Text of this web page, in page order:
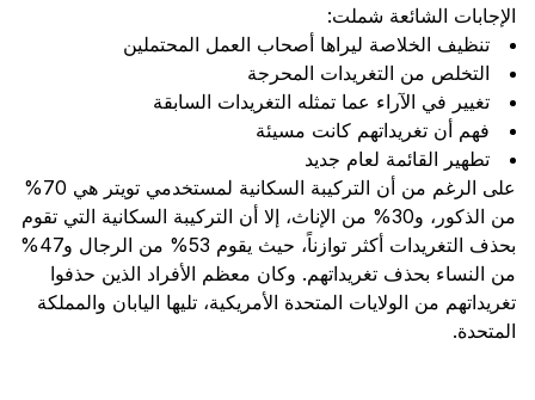
الإجابات الشائعة شملت:
تنظيف الخلاصة ليراها أصحاب العمل المحتملين
التخلص من التغريدات المحرجة
تغيير في الآراء عما تمثله التغريدات السابقة
فهم أن تغريداتهم كانت مسيئة
تطهير القائمة لعام جديد
على الرغم من أن التركيبة السكانية لمستخدمي تويتر هي 70%
من الذكور، و30% من الإناث، إلا أن التركيبة السكانية التي تقوم
بحذف التغريدات أكثر توازناً، حيث يقوم 53% من الرجال و47%
من النساء بحذف تغريداتهم. وكان معظم الأفراد الذين حذفوا
تغريداتهم من الولايات المتحدة الأمريكية، تليها اليابان والمملكة
المتحدة.